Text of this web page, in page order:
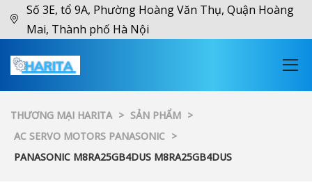
Số 3E, tổ 9A, Phường Hoàng Văn Thụ, Quận Hoàng
Mai, Thành phố Hà Nội
THƯƠNG MẠI HARITA > SẢN PHẨM >
AC SERVO MOTORS PANASONIC >
PANASONIC M8RA25GB4DUS M8RA25GB4DUS